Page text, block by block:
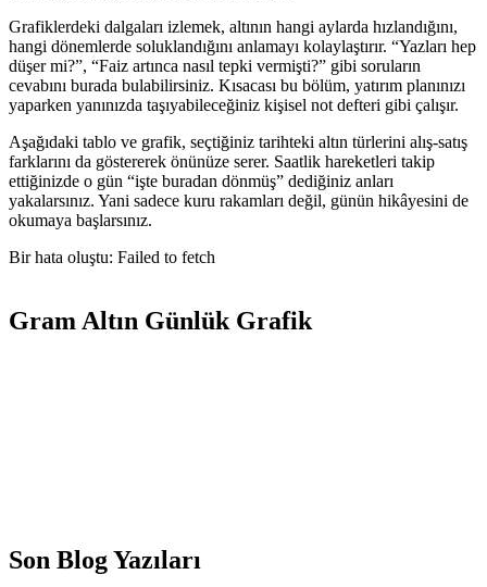
Grafiklerdeki dalgaları izlemek, altının hangi aylarda hızlandığını,
hangi dönemlerde soluklandığını anlamayı kolaylaştırır. “Yazları hep
düşer mi?”, “Faiz artınca nasıl tepki vermişti?” gibi soruların
cevabını burada bulabilirsiniz. Kısacası bu bölüm, yatırım planınızı
yaparken yanınızda taşıyabileceğiniz kişisel not defteri gibi çalışır.
Aşağıdaki tablo ve grafik, seçtiğiniz tarihteki altın türlerini alış-satış
farklarını da göstererek önünüze serer. Saatlik hareketleri takip
ettiğinizde o gün “işte buradan dönmüş” dediğiniz anları
yakalarsınız. Yani sadece kuru rakamları değil, günün hikâyesini de
okumaya başlarsınız.
Bir hata oluştu: Failed to fetch
Gram Altın Günlük Grafik
Son Blog Yazıları